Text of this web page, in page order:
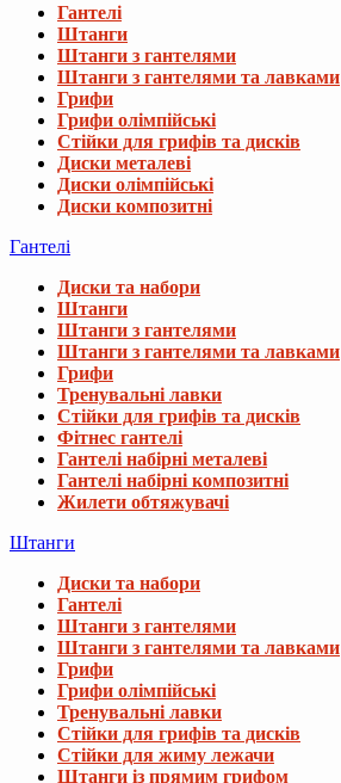
Гантелі
Штанги
Штанги з гантелями
Штанги з гантелями та лавками
Грифи
Грифи олімпійські
Стійки для грифів та дисків
Диски металеві
Диски олімпійські
Диски композитні
Гантелі
Диски та набори
Штанги
Штанги з гантелями
Штанги з гантелями та лавками
Грифи
Тренувальні лавки
Стійки для грифів та дисків
Фітнес гантелі
Гантелі набірні металеві
Гантелі набірні композитні
Жилети обтяжувачі
Штанги
Диски та набори
Гантелі
Штанги з гантелями
Штанги з гантелями та лавками
Грифи
Грифи олімпійські
Тренувальні лавки
Стійки для грифів та дисків
Стійки для жиму лежачи
Штанги із прямим грифом